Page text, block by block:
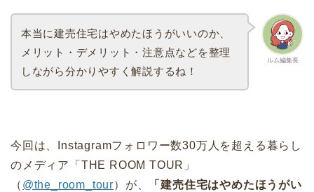
ルム編集長
本当に建売住宅はやめたほうがいいのか、
メリット・デメリット・注意点などを整理
しながら分かりやすく解説するね！
今回は、Instagramフォロワー数30万人を超える暮らし
のメディア「THE ROOM TOUR」
（ @the_room_tour）が、
「建売住宅はやめたほうがい